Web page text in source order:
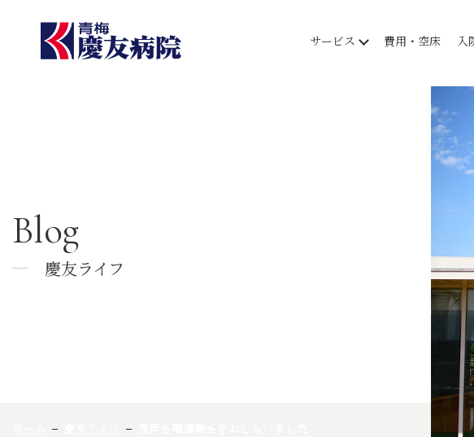
サービス 費用・空床 入
Blog
慶友ライフ
慶友ライフ 混声合唱演奏会をおこないました